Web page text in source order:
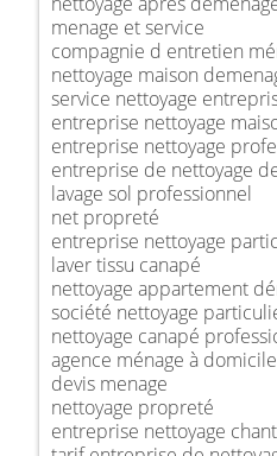
menage et service
compagnie d entretien
nettoyage maison
service nettoyage
entreprise nettoyage
entreprise nettoyage
entreprise de nettoyage
lavage sol professionnel
net propreté
entreprise nettoyage
laver tissu canapé
nettoyage appartement
société nettoyage
nettoyage canapé
agence ménage à domicile
devis menage
nettoyage propreté
entreprise nettoyage